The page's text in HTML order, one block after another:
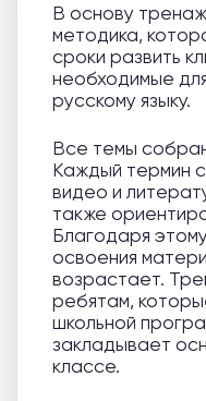
В основу
методика,
сроки развить
необходимые
русскому языку.
Все темы
Каждый термин
видео и
также
Благодаря
освоения
возрастает.
ребятам,
школьной
закладывает
классе.